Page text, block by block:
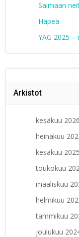
Saimaan
Häpeä
YAG 2025
Arkistot
kesäkuu 2026
heinäkuu
kesäkuu 2025
toukokuu
maaliskuu
helmikuu
tammikuu
joulukuu